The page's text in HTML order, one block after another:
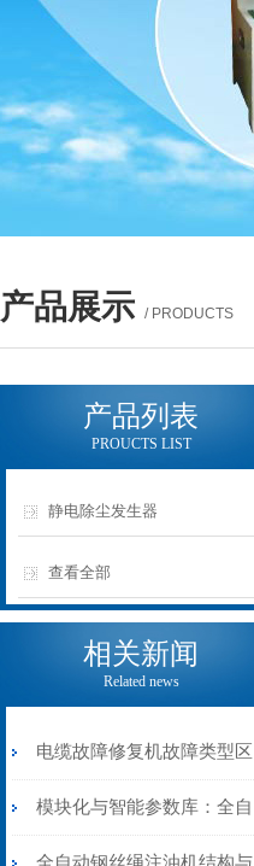
产品展示 / PRODUCTS
产品列表
PROUCTS LIST
静电除尘发生器
查看全部
相关新闻
Related news
电缆故障修复机故障类型区
分指南：从“绝缘电
阻”到“波形特征”的精准诊
模块化与智能参数库：全自
动电缆修复机的快速换型逻